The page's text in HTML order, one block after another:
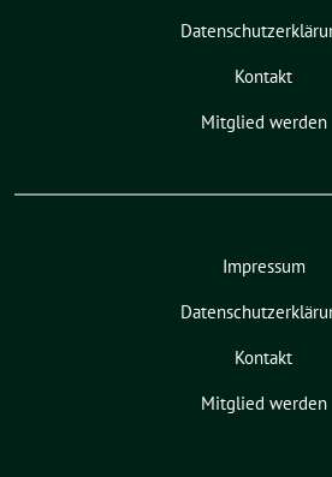
Kontakt
Mitglied werden
Impressum
Kontakt
Mitglied werden